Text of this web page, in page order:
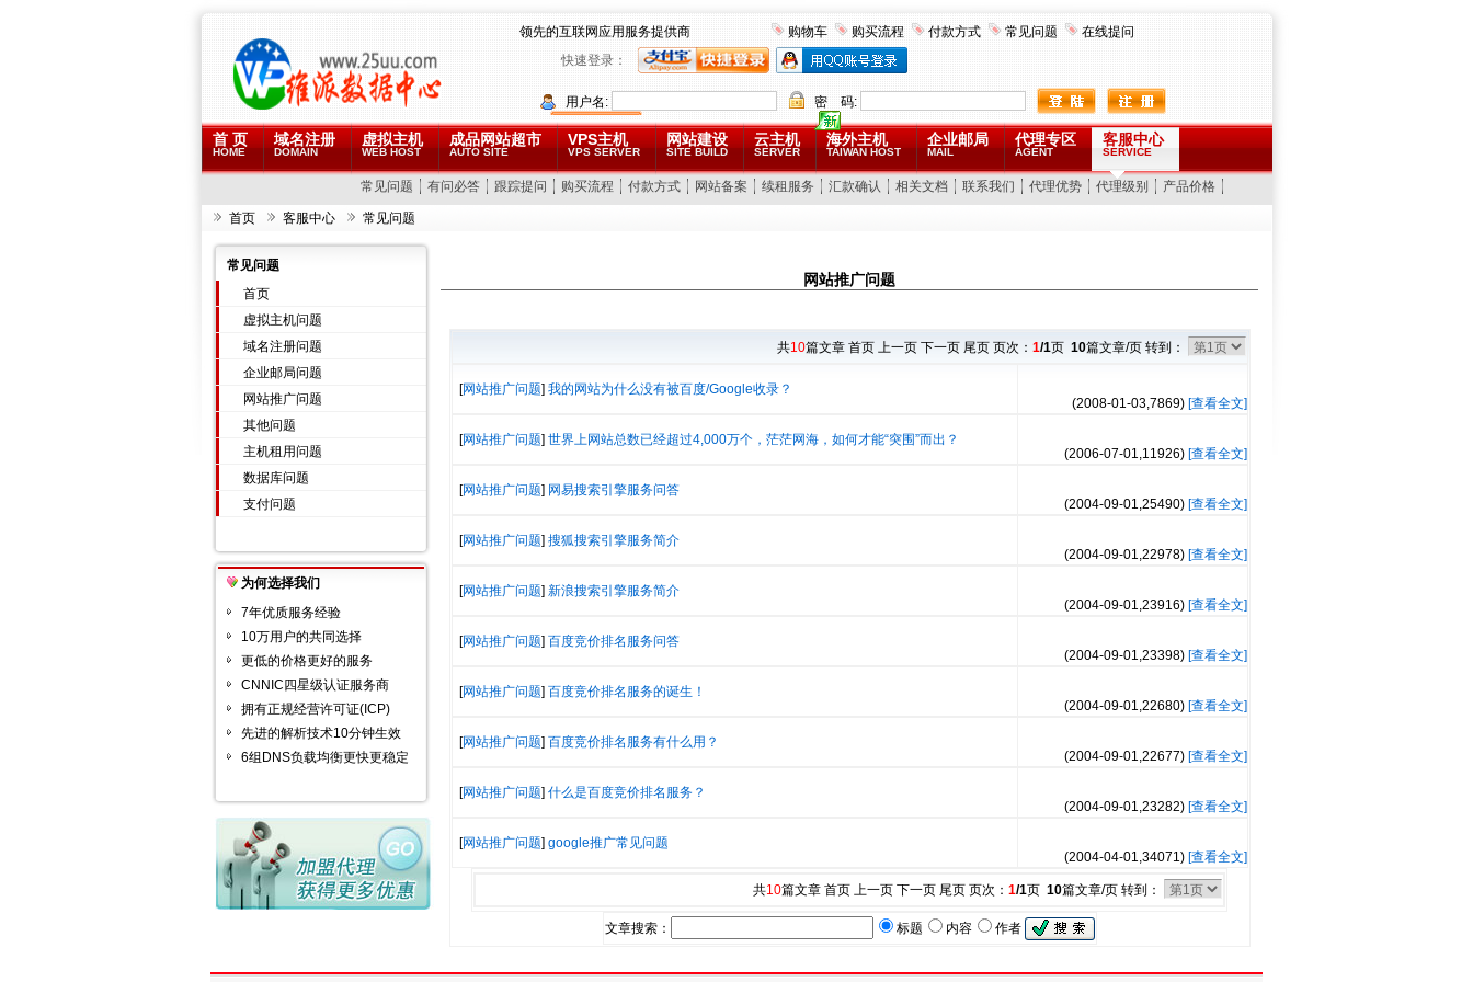
领先的互联网应用服务提供商 购物车 购买流程 付款方式 常见问题
在线提问
快速登录：
用户名: 密 码:
首 页
HOME
域名注册
DOMAIN
虚拟主机
WEB HOST
成品网站超市
AUTO SITE
VPS主机
VPS SERVER
网站建设
SITE BUILD
云主机
SERVER
海外主机
TAIWAN HOST
企业邮局
MAIL
代理专区
AGENT
客服中心
SERVICE
常见问题 有问必答 跟踪提问 购买流程 付款方式 网站备案 续租服务 汇款确认 相关文档 联系我们 代理优势 代理级别 产品价格
首页 客服中心 常见问题
常见问题
首页
虚拟主机问题
域名注册问题
企业邮局问题
网站推广问题
其他问题
主机租用问题
数据库问题
支付问题
为何选择我们
7年优质服务经验
10万用户的共同选择
更低的价格更好的服务
CNNIC四星级认证服务商
拥有正规经营许可证(ICP)
先进的解析技术10分钟生效
6组DNS负载均衡更快更稳定
网站推广问题
共10篇文章 首页 上一页 下一页 尾页 页次： 1/1页 10篇文章/页 转到：
[网站推广问题] 我的网站为什么没有被百度/Google收录？
(2008-01-03,7869) [查看全文]
[网站推广问题] 世界上网站总数已经超过4,000万个，茫茫网海，如何才能“突围”而出？
(2006-07-01,11926) [查看全文]
[网站推广问题] 网易搜索引擎服务问答
(2004-09-01,25490) [查看全文]
[网站推广问题] 搜狐搜索引擎服务简介
(2004-09-01,22978) [查看全文]
[网站推广问题] 新浪搜索引擎服务简介
(2004-09-01,23916) [查看全文]
[网站推广问题] 百度竞价排名服务问答
(2004-09-01,23398) [查看全文]
[网站推广问题] 百度竞价排名服务的诞生！
(2004-09-01,22680) [查看全文]
[网站推广问题] 百度竞价排名服务有什么用？
(2004-09-01,22677) [查看全文]
[网站推广问题] 什么是百度竞价排名服务？
(2004-09-01,23282) [查看全文]
[网站推广问题] google推广常见问题
(2004-04-01,34071) [查看全文]
共10篇文章 首页 上一页 下一页 尾页 页次： 1/1页 10篇文章/页 转到：
文章搜索： 标题 内容 作者